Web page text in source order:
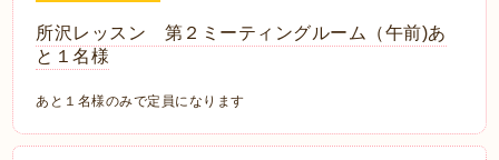
所沢レッスン 第２ミーティングルーム（午前)あ
と１名様
あと１名様のみで定員になります